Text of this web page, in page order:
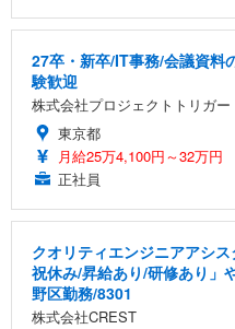
27卒・新卒/IT事務/会議資料
験歓迎
株式会社プロジェクトトリガー
東京都
月給25万4,100円～32万円
正社員
クオリティエンジニアアシ
祝休み/昇給あり/研修あり」
野区勤務/8301
株式会社CREST